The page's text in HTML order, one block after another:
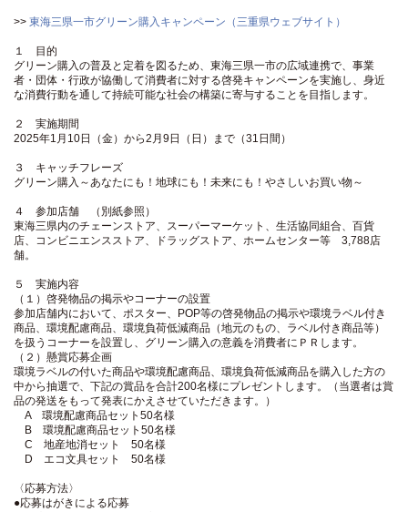
>> 東海三県一市グリーン購入キャンペーン（三重県ウェブサイト）
１ 目的
グリーン購入の普及と定着を図るため、東海三県一市の広域連携で、事業
者・団体・行政が協働して消費者に対する啓発キャンペーンを実施し、身近
な消費行動を通して持続可能な社会の構築に寄与することを目指します。
２ 実施期間
2025年1月10日（金）から2月9日（日）まで（31日間）
３ キャッチフレーズ
グリーン購入～あなたにも！地球にも！未来にも！やさしいお買い物～
４ 参加店舗 （別紙参照）
東海三県内のチェーンストア、スーパーマーケット、生活協同組合、百貨
店、コンビニエンスストア、ドラッグストア、ホームセンター等 3,788店
舗。
５ 実施内容
（１）啓発物品の掲示やコーナーの設置
参加店舗内において、ポスター、POP等の啓発物品の掲示や環境ラベル付き
商品、環境配慮商品、環境負荷低減商品（地元のもの、ラベル付き商品等）
を扱うコーナーを設置し、グリーン購入の意義を消費者にＰＲします。
（２）懸賞応募企画
環境ラベルの付いた商品や環境配慮商品、環境負荷低減商品を購入した方の
中から抽選で、下記の賞品を合計200名様にプレゼントします。（当選者は賞
品の発送をもって発表にかえさせていただきます。）
A 環境配慮商品セット50名様
B 環境配慮商品セット50名様
C 地産地消セット 50名様
D エコ文具セット 50名様
〈応募方法〉
●応募はがきによる応募